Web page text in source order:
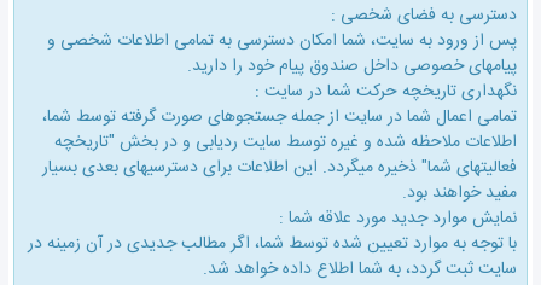
دسترسی به فضای شخصی :
پس از ورود به سایت، شما امكان دسترسی به تمامی اطلاعات شخصی و
پیامهای خصوصی داخل صندوق پیام خود را دارید.
نگهداری تاریخچه حركت شما در سایت :
تمامی اعمال شما در سایت از جمله جستجوهای صورت گرفته توسط شما،
اطلاعات ملاحظه شده و غیره توسط سایت ردیابی و در بخش "تاریخچه
فعالیتهای شما" ذخیره میگردد. این اطلاعات برای دسترسیهای بعدی بسیار
مفید خواهند بود.
نمایش موارد جدید مورد علاقه شما :
با توجه به موارد تعیین شده توسط شما، اگر مطالب جدیدی در آن زمینه در
سایت ثبت گردد، به شما اطلاع داده خواهد شد.